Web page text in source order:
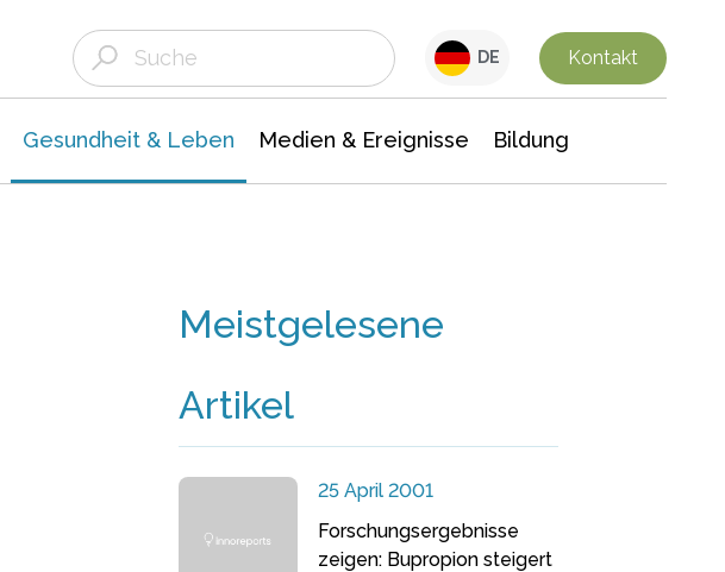
DE Kontakt
Gesundheit & Leben Medien & Ereignisse Bildung
Meistgelesene
Artikel
25 April 2001
Forschungsergebnisse
zeigen: Bupropion steigert